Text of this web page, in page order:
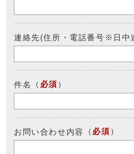
連絡先(住所・電話番号※日中
件名 （ 必須 ）
お問い合わせ内容 （ 必須 ）